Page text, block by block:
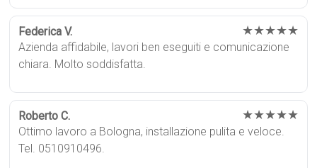
Federica V. ★★★★★
Azienda affidabile, lavori ben eseguiti e comunicazione
chiara. Molto soddisfatta.
Roberto C. ★★★★★
Ottimo lavoro a Bologna, installazione pulita e veloce.
Tel. 0510910496.